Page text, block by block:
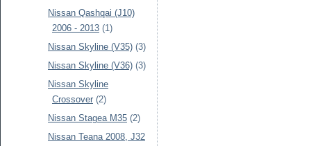
Nissan Qashqai (J10)
2006 - 2013 (1)
Nissan Skyline (V35) (3)
Nissan Skyline (V36) (3)
Nissan Skyline
Crossover (2)
Nissan Stagea M35 (2)
Nissan Teana 2008, J32